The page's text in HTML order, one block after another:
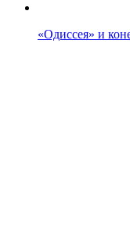
«Одиссея» и